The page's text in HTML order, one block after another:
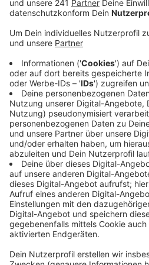
Veröffentlicht:Dienstag,
Anzeige
Gesucht werden Menschen,
praktisch mithelfen wollen,
Biotopen, beim Schutz von
Müllsammelaktionen, beim
kleineren
ansprechen will der Verein
und naturinteressierte Kinder.
sich an Kinder von sechs bis
Natur wieder direkt erlebbar
Aktionen, Tier- und
Nistkästen. Am 24. Juni gibt
Wer dabei sein will, kann sich
beim Naturschutzbund